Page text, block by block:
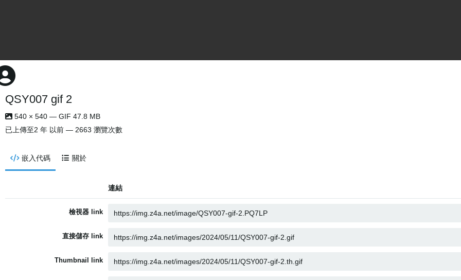
QSY007 gif 2
540 × 540 — GIF 47.8 MB
已上傳至2 年 以前 — 2663 瀏覽次數
嵌入代碼 關於
連結
檢視器 link
直接儲存 link
Thumbnail link